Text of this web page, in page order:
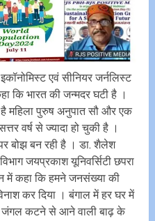
एवं सीनियर जर्नलिस्ट
कि भारत की जन्मदर घटी है ।
महिला पुरुष अनुपात सौ और एक
वर्ष से ज्यादा हो चुकी है ।
बोझ बन रही है । डा. शैलेश
जयप्रकाश यूनिवर्सिटी छपरा
में कहा कि हमने जनसंख्या की
कर दिया । बंगाल में हर घर में
जंगल कटने से आने वाली बाढ़ के